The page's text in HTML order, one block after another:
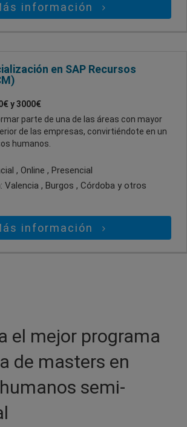
información
en SAP Recursos
y 3000€
parte de una de las áreas con mayor
de las empresas, convirtiéndote en un
humanos.
, Online , Presencial
Valencia , Burgos , Córdoba y otros
información
el mejor programa
de masters en
semi-